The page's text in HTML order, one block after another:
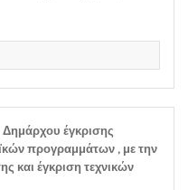
έγκρισης
προγραμμάτων , με την
και έγκριση τεχνικών